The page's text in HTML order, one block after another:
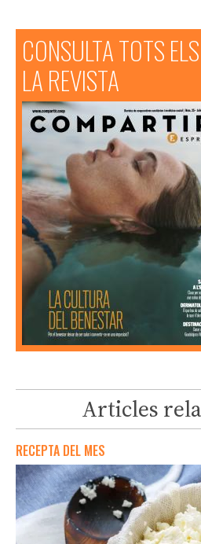
CONSULTA TOTS
LA REVISTA
Articles
RECEPTA DEL MES